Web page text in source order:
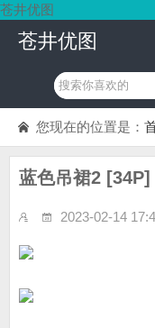
苍井优图
苍井优图
您现在的位置是：
蓝色吊裙2 [34P]
2023-02-14